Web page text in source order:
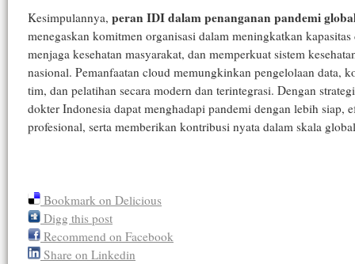
Kesimpulannya, peran IDI dalam penanganan pandemi
menegaskan komitmen organisasi dalam meningkatkan kapasitas
menjaga kesehatan masyarakat, dan memperkuat sistem
nasional. Pemanfaatan cloud memungkinkan pengelolaan data,
tim, dan pelatihan secara modern dan terintegrasi. Dengan
dokter Indonesia dapat menghadapi pandemi dengan lebih siap,
profesional, serta memberikan kontribusi nyata dalam skala
Bookmark on Delicious
Digg this post
Recommend on Facebook
Share on Linkedin